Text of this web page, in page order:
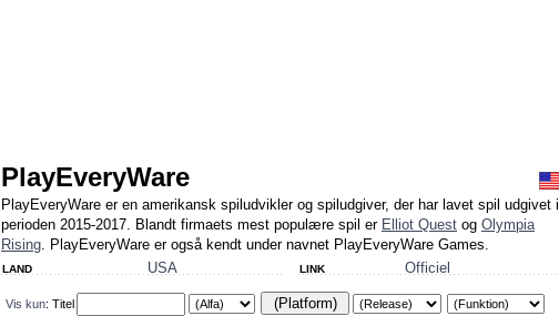
PlayEveryWare
PlayEveryWare er en amerikansk spiludvikler og spiludgiver, der har lavet spil udgivet i
perioden 2015-2017. Blandt firmaets mest populære spil er Elliot Quest og Olympia
Rising. PlayEveryWare er også kendt under navnet PlayEveryWare Games.
LAND USA LINK Officiel
Vis kun: Titel (Platform)